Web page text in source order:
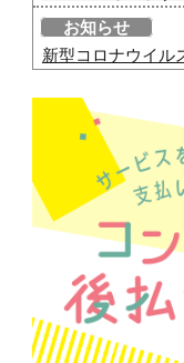
お知らせ
新型コロナウイル